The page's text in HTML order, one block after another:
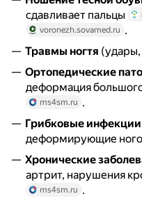
сдавливает пальцы
voronezh.sovamed.ru .
Травмы ногтя (удары,
Ортопедические
деформация
ms4sm.ru .
Грибковые инфекции
деформирующие
Хронические
артрит, нарушения
ms4sm.ru .